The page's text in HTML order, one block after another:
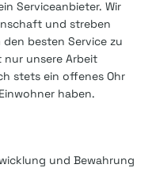
Serviceanbieter. Wir
und streben
besten Service zu
nur unsere Arbeit
stets ein offenes Ohr
haben.
und Bewahrung